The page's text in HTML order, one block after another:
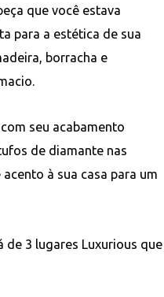
que você estava
para a estética de sua
borracha e
seu acabamento
de diamante nas
à sua casa para um
de 3 lugares Luxurious que